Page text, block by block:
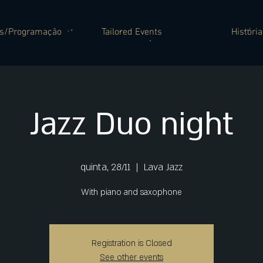
Programação Tailored Events História
Jazz Duo night
quinta, 28/11
  |
Lava Jazz
With piano and saxophone
Registration is Closed
See other events